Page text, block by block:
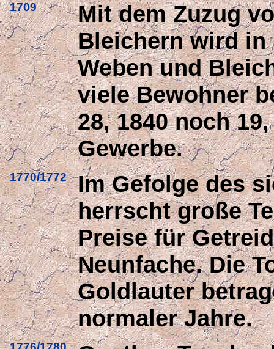
1709
Mit dem Zuzug
Bleichern wird in
Weben und
viele Bewohner
28, 1840 noch
Gewerbe.
1770/1772
Im Gefolge des
herrscht große
Preise für
Neunfache. Die
Goldlauter
normaler Jahre.